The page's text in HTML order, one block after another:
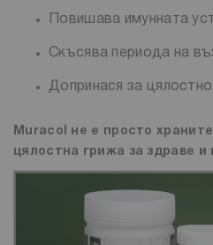
Повишава имунната
Скъсява периода на
Допринася за
Muracol не е просто
цялостна грижа за здраве и